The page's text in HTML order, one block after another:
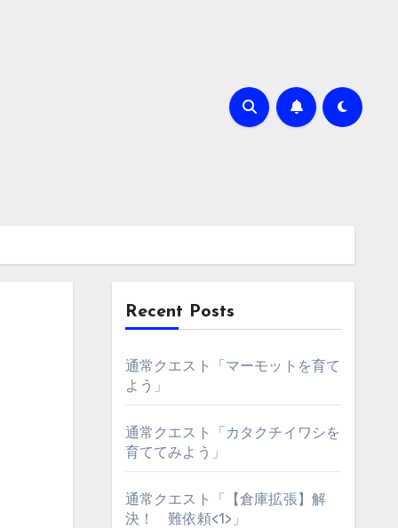
Recent Posts
通常クエスト「マーモットを育て
よう」
通常クエスト「カタクチイワシを
育ててみよう」
通常クエスト「【倉庫拡張】解
決！ 難依頼<1>」